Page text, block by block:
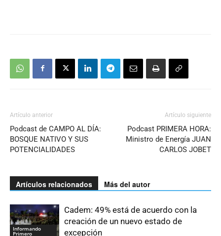
Artículo anterior
Podcast de CAMPO AL DÍA:
BOSQUE NATIVO Y SUS
POTENCIALIDADES
Artículo siguiente
Podcast PRIMERA HORA:
Ministro de Energía JUAN
CARLOS JOBET
Artículos relacionados Más del autor
Informando
Primero
Cadem: 49% está de acuerdo con la
creación de un nuevo estado de
excepción